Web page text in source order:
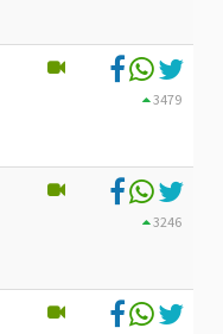
3479
3246